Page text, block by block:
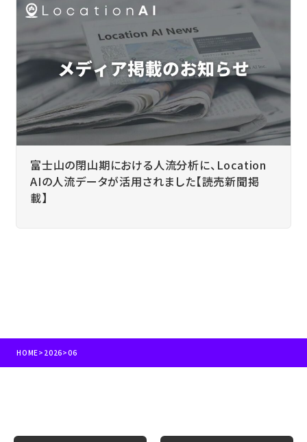
富士山の閉山期における人流分析に、Location
AIの人流データが活用されました【読売新聞掲
載】
HOME> 2026>06